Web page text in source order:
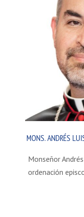
MONS. ANDRÉS
Monseñor
ordenación